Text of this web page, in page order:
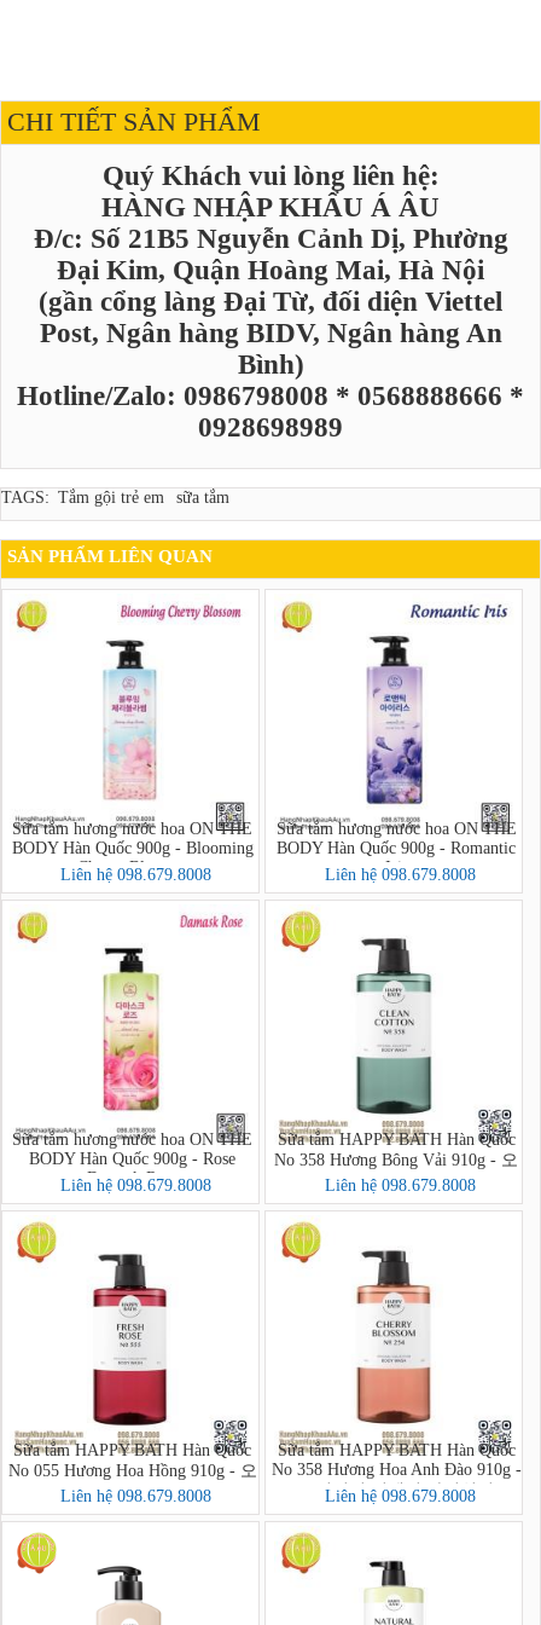
CHI TIẾT SẢN PHẨM
Quý Khách vui lòng liên hệ:
HÀNG NHẬP KHẨU Á ÂU
Đ/c: Số 21B5 Nguyễn Cảnh Dị, Phường
Đại Kim, Quận Hoàng Mai, Hà Nội
(gần cổng làng Đại Từ, đối diện Viettel
Post, Ngân hàng BIDV, Ngân hàng An
Bình)
Hotline/Zalo: 0986798008 * 0568888666 *
0928698989
TAGS: Tắm gội trẻ em sữa tắm
SẢN PHẨM LIÊN QUAN
Sữa tắm hương nước hoa ON THE
BODY Hàn Quốc 900g - Blooming
Cherry Blossom
Liên hệ 098.679.8008
Sữa tắm hương nước hoa ON THE
BODY Hàn Quốc 900g - Romantic
Iris
Liên hệ 098.679.8008
Sữa tắm hương nước hoa ON THE
BODY Hàn Quốc 900g - Rose
Damask Rose
Liên hệ 098.679.8008
Sữa tắm HAPPY BATH Hàn Quốc
No 358 Hương Bông Vải 910g - 오
리지널 컬렉션 바디워시
Liên hệ 098.679.8008
Sữa tắm HAPPY BATH Hàn Quốc
No 055 Hương Hoa Hồng 910g - 오
리지널 컬렉션 바디워시
Liên hệ 098.679.8008
Sữa tắm HAPPY BATH Hàn Quốc
No 358 Hương Hoa Anh Đào 910g -
오리지널 컬렉션 바디워시
Liên hệ 098.679.8008